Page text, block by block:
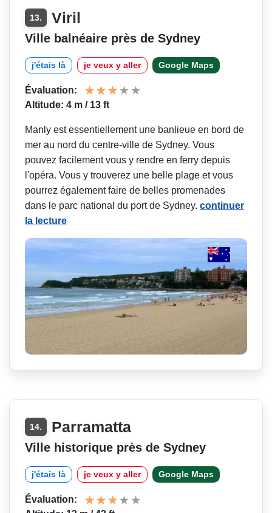
13. Viril
Ville balnéaire près de Sydney
j'étais là je veux y aller Google Maps
Évaluation:
Altitude: 4 m / 13 ft
Manly est essentiellement une banlieue en bord de
mer au nord du centre-ville de Sydney. Vous
pouvez facilement vous y rendre en ferry depuis
l'opéra. Vous y trouverez une belle plage et vous
pourrez également faire de belles promenades
dans le parc national du port de Sydney. continuer
la lecture
14. Parramatta
Ville historique près de Sydney
j'étais là je veux y aller Google Maps
Évaluation: